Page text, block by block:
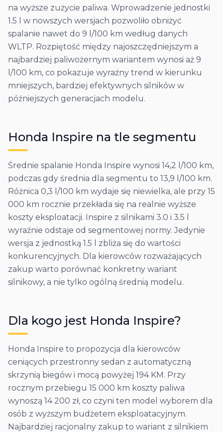
na wyższe zużycie paliwa. Wprowadzenie jednostki
1.5 l w nowszych wersjach pozwoliło obniżyć
spalanie nawet do 9 l/100 km według danych
WLTP. Rozpiętość między najoszczędniejszym a
najbardziej paliwożernym wariantem wynosi aż 9
l/100 km, co pokazuje wyraźny trend w kierunku
mniejszych, bardziej efektywnych silników w
późniejszych generacjach modelu.
Honda Inspire na tle segmentu
Średnie spalanie Honda Inspire wynosi 14,2 l/100 km,
podczas gdy średnia dla segmentu to 13,9 l/100 km.
Różnica 0,3 l/100 km wydaje się niewielka, ale przy 15
000 km rocznie przekłada się na realnie wyższe
koszty eksploatacji. Inspire z silnikami 3.0 i 3.5 l
wyraźnie odstaje od segmentowej normy. Jedynie
wersja z jednostką 1.5 l zbliża się do wartości
konkurencyjnych. Dla kierowców rozważających
zakup warto porównać konkretny wariant
silnikowy, a nie tylko ogólną średnią modelu.
Dla kogo jest Honda Inspire?
Honda Inspire to propozycja dla kierowców
ceniących przestronny sedan z automatyczną
skrzynią biegów i mocą powyżej 194 KM. Przy
rocznym przebiegu 15 000 km koszty paliwa
wynoszą 14 200 zł, co czyni ten model wyborem dla
osób z wyższym budżetem eksploatacyjnym.
Najbardziej racjonalny zakup to wariant z silnikiem